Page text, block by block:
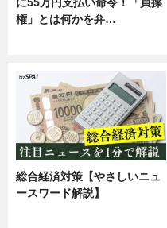
権」とは何かを弁…
総合経済対策【やさしいニュ
ースワード解説】